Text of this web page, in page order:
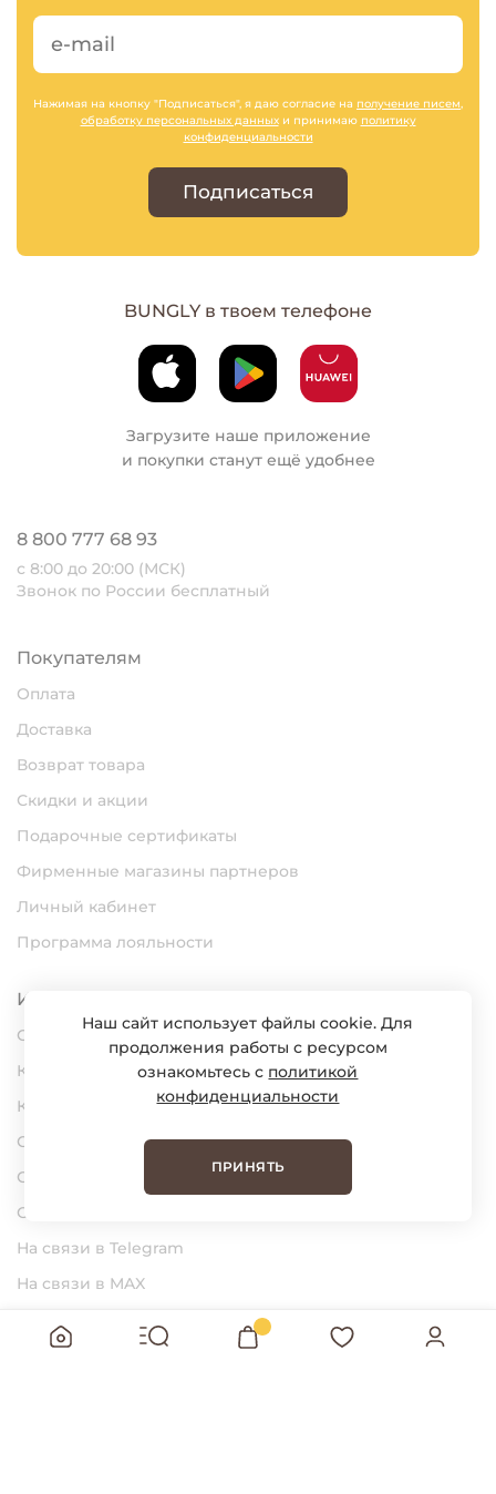
Нажимая на кнопку "Подписаться", я даю согласие на получение писем,
обработку персональных данныхи принимаю политику
конфиденциальности
Подписаться
BUNGLY в твоем телефоне
Загрузите наше приложение
и покупки станут ещё удобнее
8 800 777 68 93
с 8:00 до 20:00 (МСК)
Звонок по России бесплатный
Покупателям
Оплата
Доставка
Возврат товара
Скидки и акции
Подарочные сертификаты
Фирменные магазины партнеров
Личный кабинет
Программа лояльности
Информация
О нас
Карьера
Контакты
Статьи
Сертификаты
Обратная связь
На связи в Telegram
На связи в MAX
BUNGLY Интернет-магазин детской
Наш сайт использует файлы cookie. Для
продолжения работы с ресурсом
ознакомьтесь с политикой
конфиденциальности
ПРИНЯТЬ